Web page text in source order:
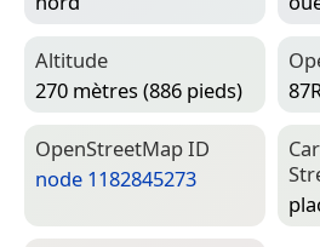
Altitude
270 mètres (886 pieds)
Open­Street­Map ID
node 1182845273